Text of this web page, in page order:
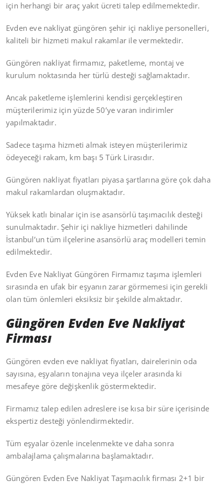
için herhangi bir araç yakıt ücreti talep edilmemektedir.
Evden eve nakliyat güngören şehir içi nakliye personelleri,
kaliteli bir hizmeti makul rakamlar ile vermektedir.
Güngören nakliyat firmamız, paketleme, montaj ve
kurulum noktasında her türlü desteği sağlamaktadır.
Ancak paketleme işlemlerini kendisi gerçekleştiren
müşterilerimiz için yüzde 50’ye varan indirimler
yapılmaktadır.
Sadece taşıma hizmeti almak isteyen müşterilerimiz
ödeyeceği rakam, km başı 5 Türk Lirasıdır.
Güngören nakliyat fiyatları piyasa şartlarına göre çok daha
makul rakamlardan oluşmaktadır.
Yüksek katlı binalar için ise asansörlü taşımacılık desteği
sunulmaktadır. Şehir içi nakliye hizmetleri dahilinde
İstanbul’un tüm ilçelerine asansörlü araç modelleri temin
edilmektedir.
Evden Eve Nakliyat Güngören Firmamız taşıma işlemleri
sırasında en ufak bir eşyanın zarar görmemesi için gerekli
olan tüm önlemleri eksiksiz bir şekilde almaktadır.
Güngören Evden Eve Nakliyat
Firması
Güngören evden eve nakliyat fiyatları, dairelerinin oda
sayısına, eşyaların tonajına veya ilçeler arasında ki
mesafeye göre değişkenlik göstermektedir.
Firmamız talep edilen adreslere ise kısa bir süre içerisinde
ekspertiz desteği yönlendirmektedir.
Tüm eşyalar özenle incelenmekte ve daha sonra
ambalajlama çalışmalarına başlamaktadır.
Güngören Evden Eve Nakliyat Taşımacılık firması 2+1 bir